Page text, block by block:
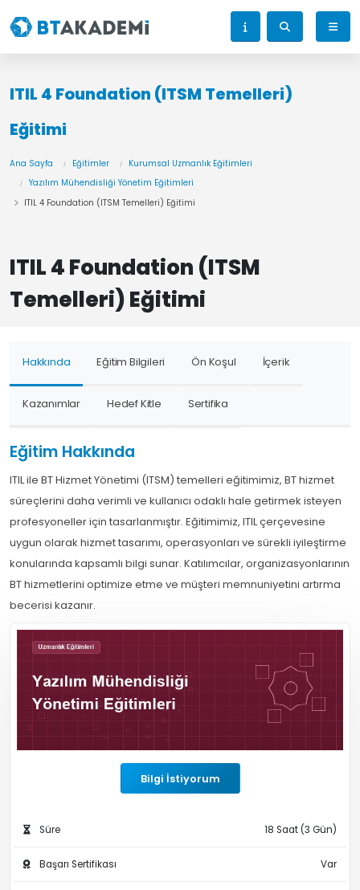
ITIL 4 Foundation (ITSM Temelleri)
Eğitimi
Ana Sayfa Eğitimler
Kurumsal Uzmanlık Eğitimleri
Yazılım Mühendisliği Yönetim Eğitimleri
ITIL 4 Foundation (ITSM Temelleri) Eğitimi
ITIL 4 Foundation (ITSM
Temelleri) Eğitimi
Hakkında Eğitim Bilgileri Ön Koşul İçerik
Kazanımlar Hedef Kitle Sertifika
Eğitim Hakkında
ITIL ile BT Hizmet Yönetimi (ITSM) temelleri eğitimimiz, BT hizmet
süreçlerini daha verimli ve kullanıcı odaklı hale getirmek isteyen
profesyoneller için tasarlanmıştır. Eğitimimiz, ITIL çerçevesine
uygun olarak hizmet tasarımı, operasyonları ve sürekli iyileştirme
konularında kapsamlı bilgi sunar. Katılımcılar, organizasyonlarının
BT hizmetlerini optimize etme ve müşteri memnuniyetini artırma
becerisi kazanır.
Bilgi İstiyorum
Süre 18 Saat (3 Gün)
Başarı Sertifikası Var